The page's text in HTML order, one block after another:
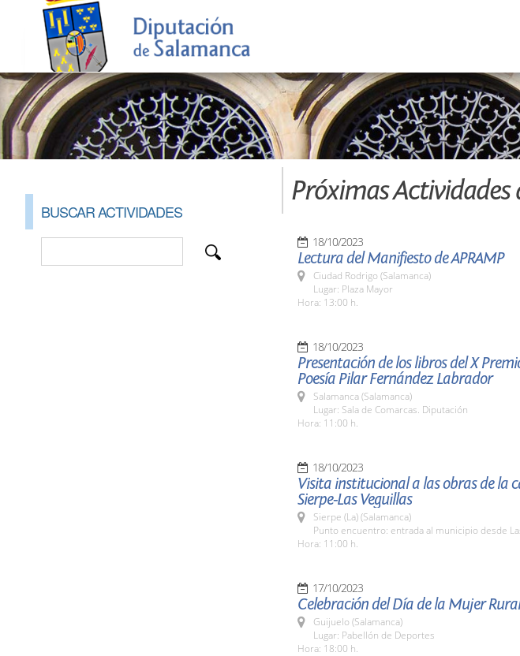
BUSCAR ACTIVIDADES
Próximas
18/10/2023
Lectura del Manifiesto de APRAMP
Ciudad Rodrigo (Salamanca)
Lugar: Plaza Mayor
Hora: 13:00 h.
18/10/2023
Presentación de los libros del X
Poesía Pilar Fernández Labrador
Salamanca (Salamanca)
Lugar: Sala de Comarcas. Diputación
Hora: 11:00 h.
18/10/2023
Visita institucional a las obras de la
Sierpe-Las Veguillas
Sierpe (La) (Salamanca)
Punto encuentro: entrada al municipio desde
Hora: 11:00 h.
17/10/2023
Celebración del Día de la Mujer Rural
Guijuelo (Salamanca)
Lugar: Pabellón de Deportes
Hora: 18:00 h.